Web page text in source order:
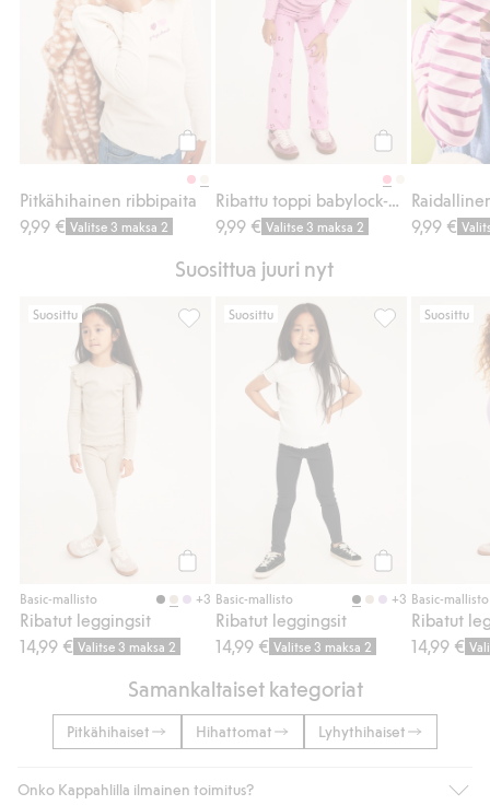
Osta
Pitkähihainen ribbipaita
9,99 € Valitse 3 maksa 2
9,99 € Valitse 3 maksa 2 9,99 €
Suosittua juuri nyt
Suosittu
Basic-mallisto +3
Ribatut leggingsit
14,99 € Valitse 3 maksa 2
Ribatut leggingsit, Lisää suosikkeihin
Suosittu
Basic-mallisto +3
Ribatut leggingsit
14,99 € Valitse 3 maksa 2
Ribatut
Suosittu
Basic-mallisto
Ribatut
14,99 €
Samankaltaiset kategoriat
Pitkähihaiset Hihattomat Lyhythihaiset
Onko Kappahlilla ilmainen toimitus?